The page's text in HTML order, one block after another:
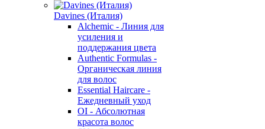
Davines (Италия)
Alchemic - Линия для
усиления и
поддержания цвета
Authentic Formulas -
Органическая линия
для волос
Essential Haircare -
Eжедневный уход
OI - Абсолютная
красота волос